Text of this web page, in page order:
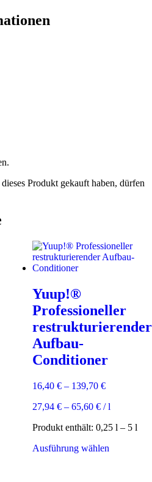
Produkt gekauft haben, dürfen
Yuup!®
Professioneller
restrukturierender
Aufbau-
Conditioner
16,40 €– 139,70 €
27,94 €– 65,60 €/l
Produkt enthält: 0,25 l – 5 l
Ausführung wählenDieses